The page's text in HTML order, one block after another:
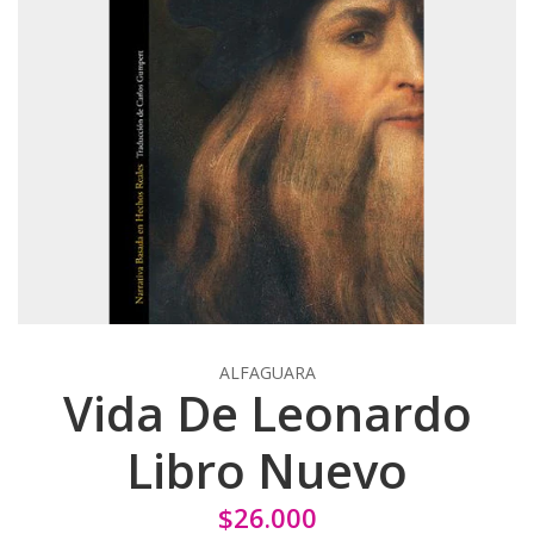
ALFAGUARA
Vida De Leonardo
Libro Nuevo
$26.000